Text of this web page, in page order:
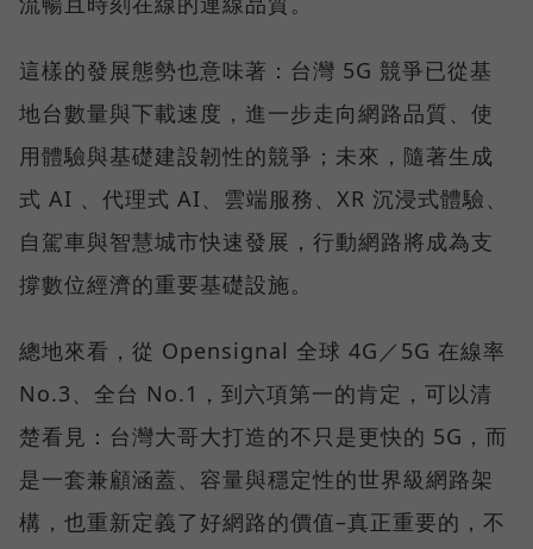
這樣的發展態勢也意味著：台灣 5G 競爭已從基
地台數量與下載速度，進一步走向網路品質、使
用體驗與基礎建設韌性的競爭；未來，隨著生成
式 AI 、代理式 AI、雲端服務、XR 沉浸式體驗、
自駕車與智慧城市快速發展，行動網路將成為支
撐數位經濟的重要基礎設施。
總地來看，從 Opensignal 全球 4G／5G 在線率
No.3、全台 No.1，到六項第一的肯定，可以清
楚看見：台灣大哥大打造的不只是更快的 5G，而
是一套兼顧涵蓋、容量與穩定性的世界級網路架
構，也重新定義了好網路的價值–真正重要的，不